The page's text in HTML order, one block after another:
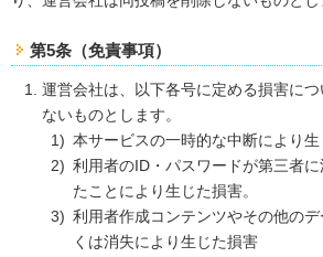
第5条（免責事項）
運営会社は、以下各号に定める損害に
ないものとします。
本サービスの一時的な中断により生
利用者のID・パスワードが第三者
たことにより生じた損害。
利用者作成コンテンツやその他の
くは消失により生じた損害